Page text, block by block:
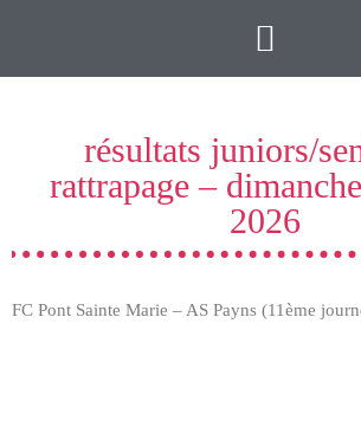
résultats juniors/
rattrapage –
2026
FC Pont Sainte Marie – AS Payns (11ème